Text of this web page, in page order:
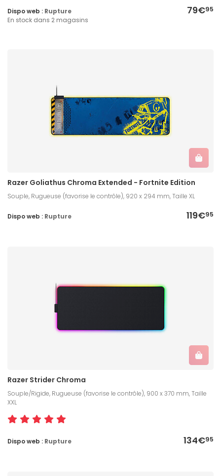
79€95
Dispo web : Rupture
En stock dans 2 magasins
Razer Goliathus Chroma Extended - Fortnite Edition
Souple, Rugueuse (favorise le contrôle), 920 x 294 mm, Taille XL
119€95
Dispo web : Rupture
Razer Strider Chroma
Souple/Rigide, Rugueuse (favorise le contrôle), 900 x 370 mm, Taille
XXL
134€95
Dispo web : Rupture